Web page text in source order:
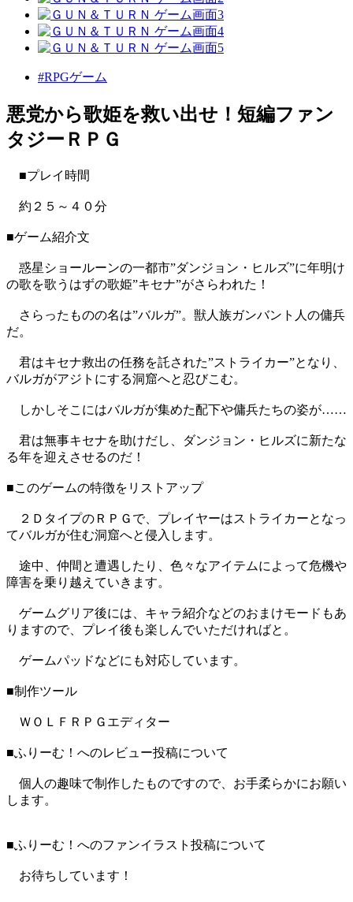
#RPGゲーム
悪党から歌姫を救い出せ！短編ファン
タジーＲＰＧ
■プレイ時間
約２５～４０分
■ゲーム紹介文
惑星ショールーンの一都市”ダンジョン・ヒルズ”に年明け
の歌を歌うはずの歌姫”キセナ”がさらわれた！
さらったものの名は”バルガ”。獣人族ガンバント人の傭兵
だ。
君はキセナ救出の任務を託された”ストライカー”となり、
バルガがアジトにする洞窟へと忍びこむ。
しかしそこにはバルガが集めた配下や傭兵たちの姿が……
君は無事キセナを助けだし、ダンジョン・ヒルズに新たな
る年を迎えさせるのだ！
■このゲームの特徴をリストアップ
２ＤタイプのＲＰＧで、プレイヤーはストライカーとなっ
てバルガが住む洞窟へと侵入します。
途中、仲間と遭遇したり、色々なアイテムによって危機や
障害を乗り越えていきます。
ゲームグリア後には、キャラ紹介などのおまけモードもあ
りますので、プレイ後も楽しんでいただければと。
ゲームパッドなどにも対応しています。
■制作ツール
ＷＯＬＦＲＰＧエディター
■ふりーむ！へのレビュー投稿について
個人の趣味で制作したものですので、お手柔らかにお願い
します。
■ふりーむ！へのファンイラスト投稿について
お待ちしています！